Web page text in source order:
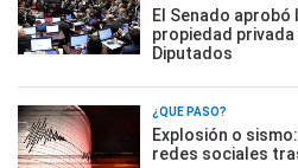
El Senado aprobó
propiedad privada
Diputados
¿QUÉ PASÓ?
Explosión o
redes sociales